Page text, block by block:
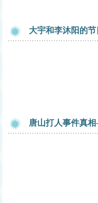
大宇和李沐阳的
唐山打人事件真